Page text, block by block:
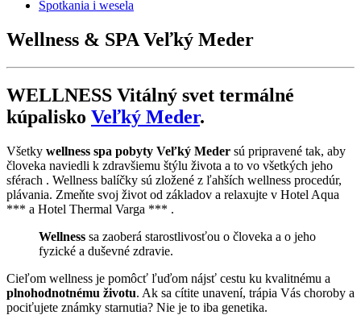
Spotkania i wesela
Wellness & SPA Veľký Meder
WELLNESS Vitálný svet termálné
kúpalisko Veľký Meder.
Všetky wellness spa pobyty Veľký Meder sú pripravené tak, aby
človeka naviedli k zdravšiemu štýlu života a to vo všetkých jeho
sférach . Wellness balíčky sú zložené z ľahších wellness procedúr,
plávania. Zmeňte svoj život od základov a relaxujte v Hotel Aqua
*** a Hotel Thermal Varga *** .
Wellness sa zaoberá starostlivosťou o človeka a o jeho
fyzické a duševné zdravie.
Cieľom wellness je pomôcť ľuďom nájsť cestu ku kvalitnému a
plnohodnotnému životu. Ak sa cítite unavení, trápia Vás choroby a
pociťujete známky starnutia? Nie je to iba genetika.